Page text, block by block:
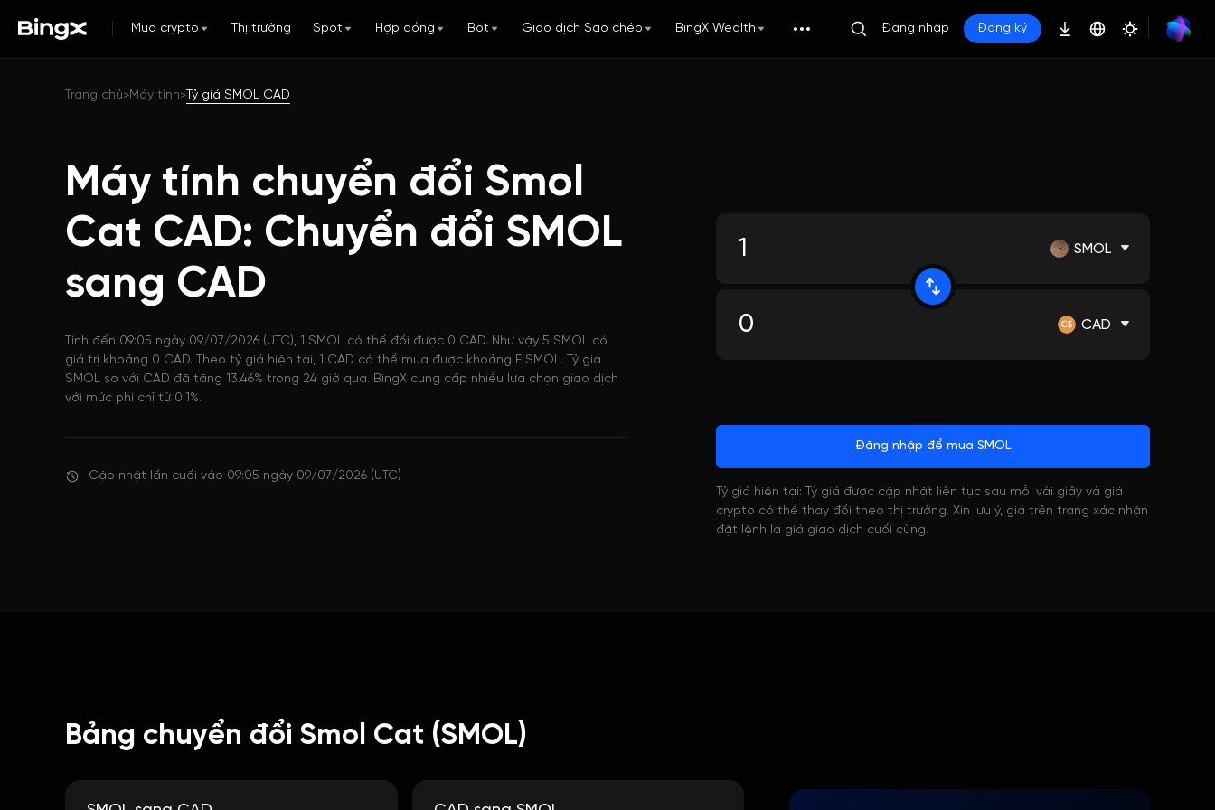
Mua crypto Thị trường Spot Hợp đồng Bot Giao dịch Sao chép BingX Wealth Đăng nhập Đăng ký
Trang chủ>Máy tính> Tỷ giá SMOL CAD
Máy tính chuyển đổi Smol
Cat CAD: Chuyển đổi SMOL
sang CAD
Tính đến 09:05 ngày 09/07/2026 (UTC), 1 SMOL có thể đổi được 0 CAD. Như vậy 5 SMOL có
giá trị khoảng 0 CAD. Theo tỷ giá hiện tại, 1 CAD có thể mua được khoảng E SMOL. Tỷ giá
SMOL so với CAD đã tăng 13.46% trong 24 giờ qua. BingX cung cấp nhiều lựa chọn giao dịch
với mức phí chỉ từ 0.1%.
Cập nhật lần cuối vào 09:05 ngày 09/07/2026 (UTC)
SMOL
CAD
Đăng nhập để mua SMOL
Tỷ giá hiện tại: Tỷ giá được cập nhật liên tục sau mỗi vài giây và giá
crypto có thể thay đổi theo thị trường. Xin lưu ý, giá trên trang xác nhận
đặt lệnh là giá giao dịch cuối cùng.
Bảng chuyển đổi Smol Cat (SMOL)